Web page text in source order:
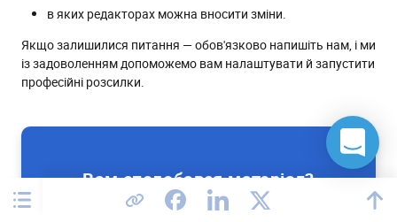
в яких редакторах можна вносити зміни.
Якщо залишилися питання — обов'язково напишіть нам, і ми
із задоволенням допоможемо вам налаштувати й запустити
професійні розсилки.
Вам сподобався матеріал?